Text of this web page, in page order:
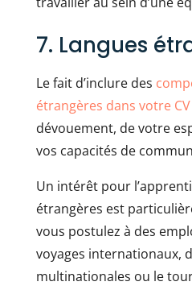
7. Langues
Le fait d’inclure des
étrangères dans votre CV
dévouement, de votre
vos capacités de
Un intérêt pour
étrangères est
vous postulez à des
voyages internationaux,
multinationales ou le